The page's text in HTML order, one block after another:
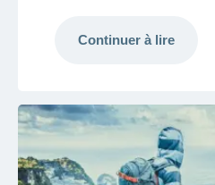
Continuer à lire